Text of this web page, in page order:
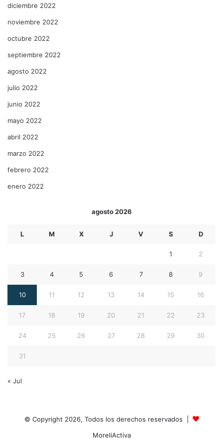
diciembre 2022
noviembre 2022
octubre 2022
septiembre 2022
agosto 2022
julio 2022
junio 2022
mayo 2022
abril 2022
marzo 2022
febrero 2022
enero 2022
agosto 2026
L M X J V S D
1 2
3 4 5 6 7 8 9
10 11 12 13 14 15 16
17 18 19 20 21 22 23
24 25 26 27 28 29 30
31
« Jul
© Copyright 2026, Todos los derechos reservados |
MoreliActiva